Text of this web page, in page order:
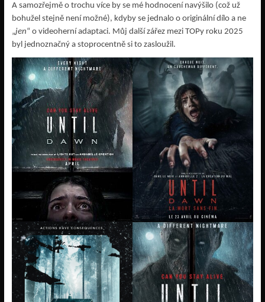
A samozřejmě o trochu více by se mé hodnocení navýšilo (což už
bohužel stejně není možné), kdyby se jednalo o originální dílo a ne
„jen“ o videoherní adaptaci. Můj další zářez mezi TOPy roku 2025
byl jednoznačný a stoprocentně si to zasloužil.